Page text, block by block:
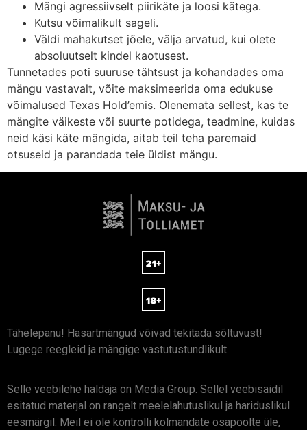
Mängi agressiivselt piirikäte ja loosi kätega.
Kutsu võimalikult sageli.
Väldi mahakutset jõele, välja arvatud, kui olete
absoluutselt kindel kaotusest.
Tunnetades poti suuruse tähtsust ja kohandades oma
mängu vastavalt, võite maksimeerida oma edukuse
võimalused Texas Hold’emis. Olenemata sellest, kas te
mängite väikeste või suurte potidega, teadmine, kuidas
neid käsi käte mängida, aitab teil teha paremaid
otsuseid ja parandada teie üldist mängu.
Tähelepanu! Hasartmängud võivad tekitada sõltuvust!
Lugege reegleid ja mängige vastutustundlikult.
Selle veebilehe haldaja on Media Group. Sellel veebisaidil
esitatud materjal on rangelt meelelahutuslikul ja hariduslikul
eesmärgil. Meil ei ole kontrolli kolmandate osapoolte üle,